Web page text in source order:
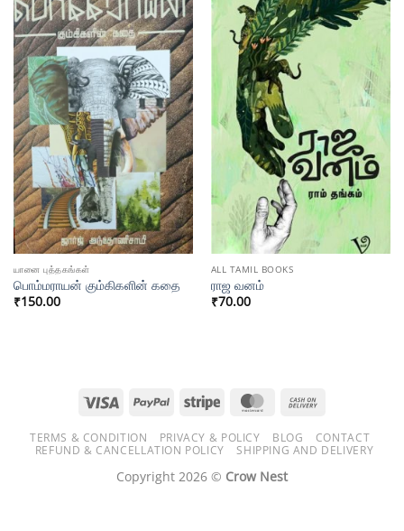
யானை புத்தகங்கள்
பொம்மராயன் கும்கிகளின் கதை
₹150.00
ALL TAMIL BOOKS
ராஜ வனம்
₹70.00
Visa PayPal Stripe MasterCard
Delivery
TERMS & CONDITION PRIVACY & POLICY BLOG
CONTACT
REFUND & CANCELLATION POLICY
SHIPPING AND DELIVERY
Copyright 2026 © Crow Nest